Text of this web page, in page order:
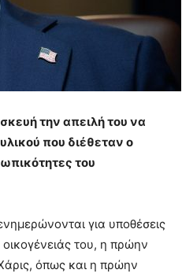
την απειλή του να
που διέθεταν ο
του
για υποθέσεις
του, η πρώην
όπως και η πρώην